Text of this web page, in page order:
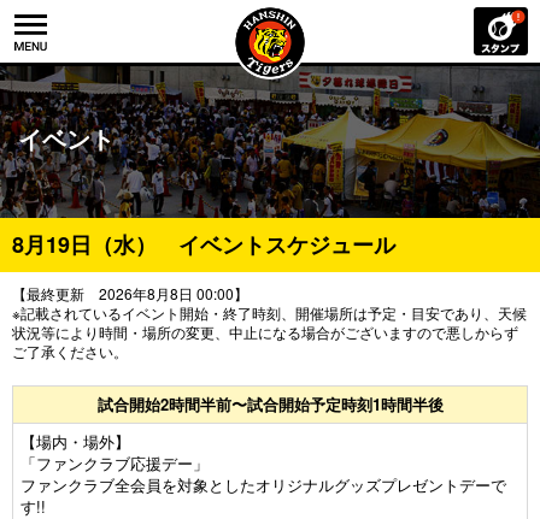
イベント
8月19日（水） イベントスケジュール
【最終更新 2026年8月8日 00:00】
※記載されているイベント開始・終了時刻、開催場所は予定・目安であり、天候
状況等により時間・場所の変更、中止になる場合がございますので悪しからず
ご了承ください。
試合開始2時間半前〜試合開始予定時刻1時間半後
【場内・場外】
「ファンクラブ応援デー」
ファンクラブ全会員を対象としたオリジナルグッズプレゼントデーで
す!!